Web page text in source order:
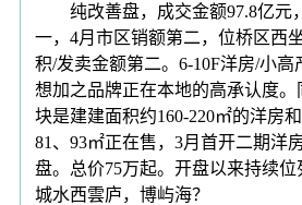
纯改善盘，成交金额97.8亿元
一，4月市区销额第二，位桥区西
积/发卖金额第二。6-10F洋房/小
想加之品牌正在本地的高承认度。
块是建建面积约160-220㎡的洋房
81、93㎡正在售，3月首开二期洋
盘。总价75万起。开盘以来持续
城水西雲庐，博屿海？